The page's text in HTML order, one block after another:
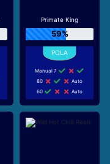
Primate King
59%
Manual 7
80
Auto
60
Auto